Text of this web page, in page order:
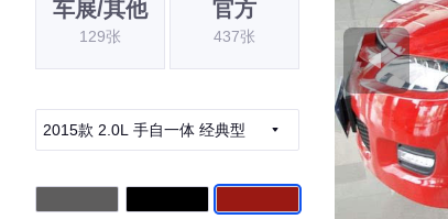
车展/其他
129张
官方
437张
2015款 2.0L 手自一体 经典型